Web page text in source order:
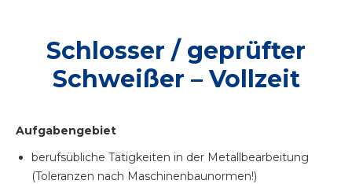
Schlosser / geprüfter
Schweißer – Vollzeit
Aufgabengebiet
berufsübliche Tätigkeiten in der Metallbearbeitung
(Toleranzen nach Maschinenbaunormen!)